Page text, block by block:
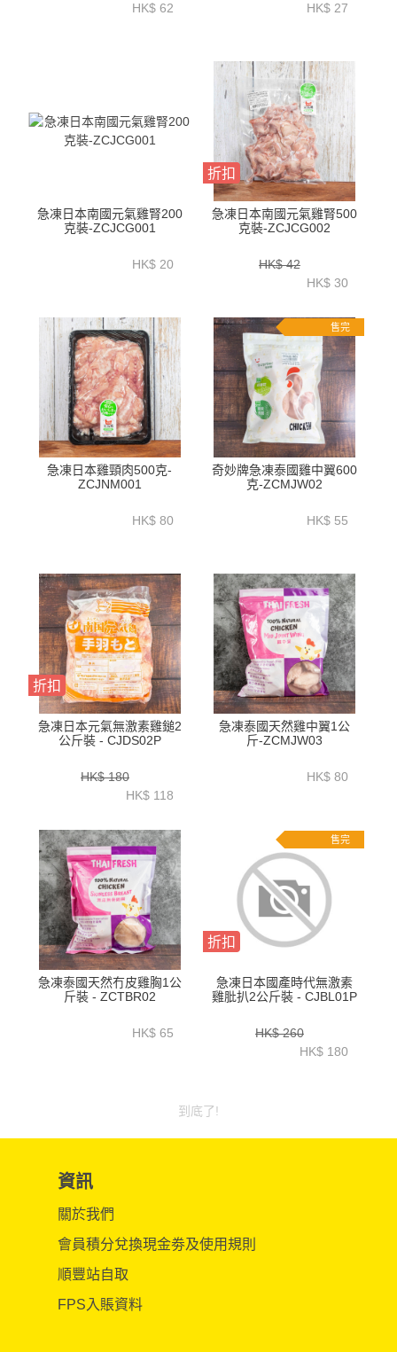
HK$ 62
HK$ 27
急凍日本南國元氣雞腎200
克裝-ZCJCG001
HK$ 20
折扣
急凍日本南國元氣雞腎500
克裝-ZCJCG002
HK$ 42
HK$ 30
急凍日本雞頸肉500克-
ZCJNM001
HK$ 80
售完
奇妙牌急凍泰國雞中翼600
克-ZCMJW02
HK$ 55
折扣
急凍日本元氣無激素雞鎚2
公斤裝 - CJDS02P
HK$ 180
HK$ 118
急凍泰國天然雞中翼1公
斤-ZCMJW03
HK$ 80
急凍泰國天然冇皮雞胸1公
斤裝 - ZCTBR02
HK$ 65
售完
折扣
急凍日本國產時代無激素
雞肶扒2公斤裝 - CJBL01P
HK$ 260
HK$ 180
到底了!
資訊
關於我們
會員積分兌換現金劵及使用規則
順豐站自取
FPS入賬資料